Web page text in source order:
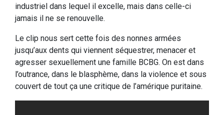
industriel dans lequel il excelle, mais dans celle-ci
jamais il ne se renouvelle.
Le clip nous sert cette fois des nonnes armées
jusqu’aux dents qui viennent séquestrer, menacer et
agresser sexuellement une famille BCBG. On est dans
l’outrance, dans le blasphème, dans la violence et sous
couvert de tout ça une critique de l’amérique puritaine.